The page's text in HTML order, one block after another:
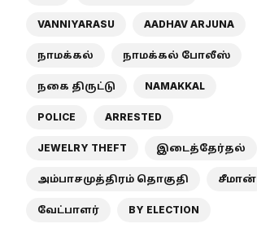
VANNIYARASU AADHAV ARJUNA
நாமக்கல் நாமக்கல் போலீஸ்
நகை திருட்டு NAMAKKAL
POLICE ARRESTED
JEWELRY THEFT இடைத்தேர்தல்
அம்பாசமுத்திரம் தொகுதி சீமான்
வேட்பாளர் BY ELECTION